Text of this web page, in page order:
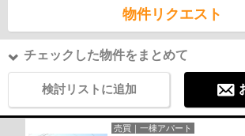
物件リクエスト
チェックした物件をまとめて
検討リストに追加
売買｜一棟アパート